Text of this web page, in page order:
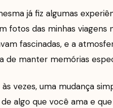
já fiz algumas
fotos das minhas viagens
fascinadas, e a
de manter memórias
vezes, uma mudança
algo que você ama e